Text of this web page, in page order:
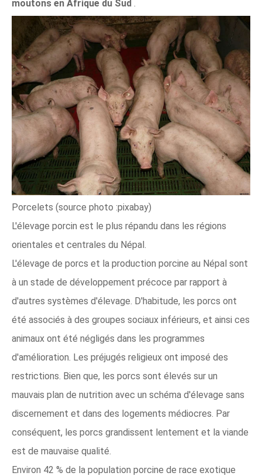
moutons en Afrique du Sud .
Porcelets (source photo :pixabay)
L'élevage porcin est le plus répandu dans les régions
orientales et centrales du Népal.
L'élevage de porcs et la production porcine au Népal sont
à un stade de développement précoce par rapport à
d'autres systèmes d'élevage. D'habitude, les porcs ont
été associés à des groupes sociaux inférieurs, et ainsi ces
animaux ont été négligés dans les programmes
d'amélioration. Les préjugés religieux ont imposé des
restrictions. Bien que, les porcs sont élevés sur un
mauvais plan de nutrition avec un schéma d'élevage sans
discernement et dans des logements médiocres. Par
conséquent, les porcs grandissent lentement et la viande
est de mauvaise qualité.
Environ 42 % de la population porcine de race exotique